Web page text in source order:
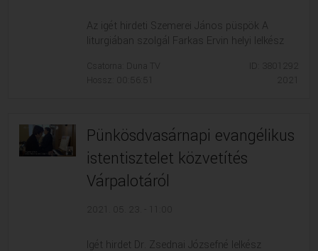
Az igét hirdeti Szemerei János püspök A
liturgiában szolgál Farkas Ervin helyi lelkész
Csatorna: Duna TV
Hossz: 00:56:51
Pünkösdvasárnapi evangélikus
istentisztelet közvetítés
Várpalotáról
Igét hirdet Dr. Zsednai Józsefné lelkész